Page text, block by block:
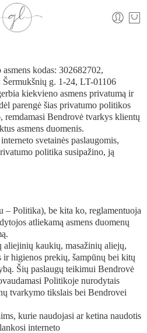
kodas: 302682702,
Šermukšnių g. 1-24, LT-01106
kiekvieno asmens privatumą ir
parengė šias privatumo politikos
remdamasi Bendrovė tvarkys klientų
asmens duomenis.
interneto svetainės paslaugomis,
politika susipažino, ją
– Politika), be kita ko, reglamentuoja
atliekamą asmens duomenų
aliejinių kaukių, masažinių aliejų,
higienos prekių, šampūnų bei kitų
Šių paslaugų teikimui Bendrovė
Politikoje nurodytais
tvarkymo tikslais bei Bendrovei
kurie naudojasi ar ketina naudotis
interneto